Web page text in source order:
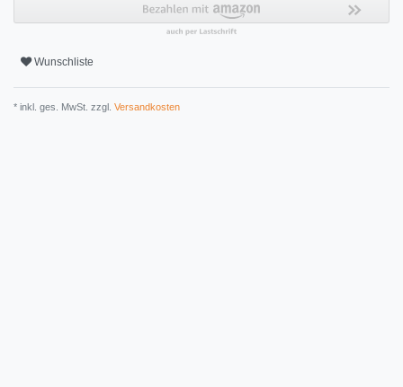
Wunschliste
* inkl. ges. MwSt. zzgl. Versandkosten